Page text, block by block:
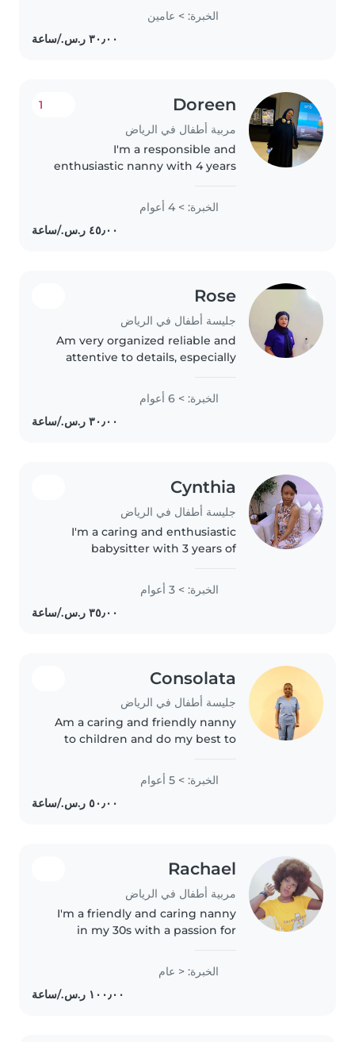
love kids.i can clean,wash ,iron
and help with homework. am
passionate with my work...
الخبرة: > عامين
Doreen
مربية أطفال في الرياض
1
I'm a responsible and
enthusiastic nanny with 4 years
of all ages, from babies to school-
aged kids. I'm certified in first aid
and comfortable with..
الخبرة: > 4 أعوام
Rose
جليسة أطفال في الرياض
Am very organized reliable and
attentive to details, especially
children,safety,hygiene and
emotional well being Am very
hardworking lady from Kenya I
الخبرة: > 6 أعوام
Cynthia
جليسة أطفال في الرياض
I'm a caring and enthusiastic
babysitter with 3 years of
children of all ages. I'm
comfortable with pets, cooking,
chores, and helping with
الخبرة: > 3 أعوام
Consolata
جليسة أطفال في الرياض
Am a caring and friendly nanny
to children and do my best to
entrusted to my care. Am
patient with kid's and create a
loving and comfortable
الخبرة: > 5 أعوام
Rachael
مربية أطفال في الرياض
I'm a friendly and caring nanny
in my 30s with a passion for
preschoolers. As a parent myself,
I understand the importance of
creating a safe and nurturing..
الخبرة: < عام